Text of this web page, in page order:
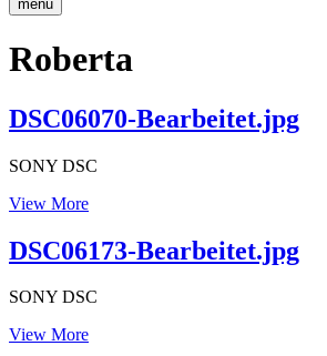
menu
Roberta
DSC06070-Bearbeitet.jpg
SONY DSC
View MoreDSC06070-
DSC06173-Bearbeitet.jpg
SONY DSC
View MoreDSC06173-